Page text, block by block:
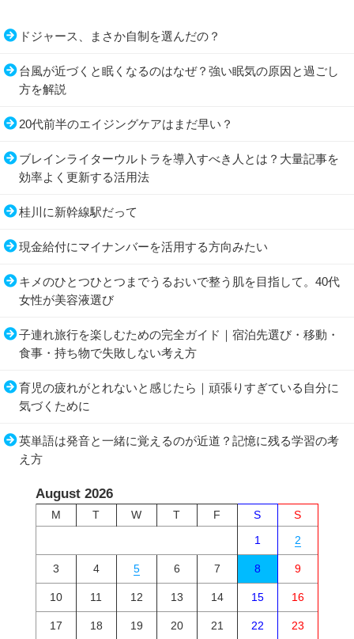
ドジャース、まさか自制を選んだの？
台風が近づくと眠くなるのはなぜ？強い眠気の原因と過ごし
方を解説
20代前半のエイジングケアはまだ早い？
ブレインライターウルトラを導入すべき人とは？大量記事を
効率よく更新する活用法
桂川に新幹線駅だって
現金給付にマイナンバーを活用する方向みたい
キメのひとつひとつまでうるおいで整う肌を目指して。40代
女性が美容液選び
子連れ旅行を楽しむための完全ガイド｜宿泊先選び・移動・
食事・持ち物で失敗しない考え方
育児の疲れがとれないと感じたら｜頑張りすぎている自分に
気づくために
英単語は発音と一緒に覚えるのが近道？記憶に残る学習の考
え方
August 2026
M T W T F S
S
1
2
3 4 5 6 7 8 9
10 11 12 13 14 15 16
17 18 19 20 21 22 23